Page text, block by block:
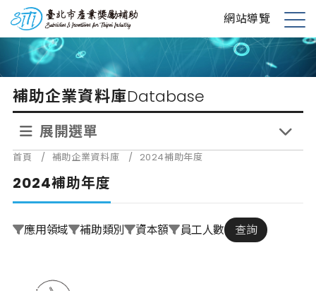
到
內
台北市產業獎勵補助 網站導覽
展
單
補助企業資料庫Database
展開選單
首頁 / 補助企業資料庫 / 2024補助年度
2024補助年度
應用領域 補助類別 資本額 員工人數 查詢